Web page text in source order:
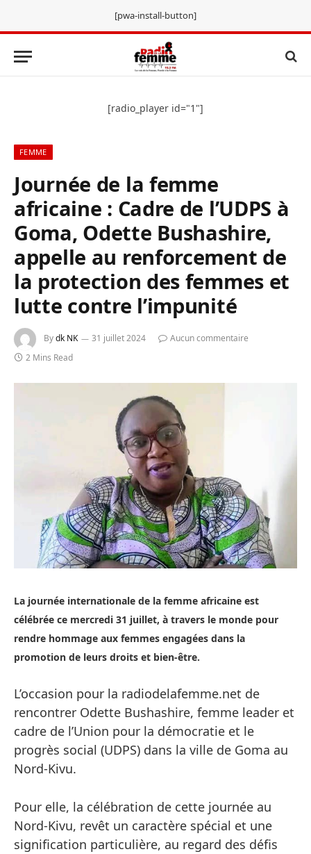
[pwa-install-button]
[radio_player id="1"]
FEMME
Journée de la femme
africaine : Cadre de l’UDPS à
Goma, Odette Bushashire,
appelle au renforcement de
la protection des femmes et
lutte contre l’impunité
Bydk NK 31 juillet 2024
Aucun commentaire
2 Mins Read
La journée internationale de la femme africaine est
célébrée ce mercredi 31 juillet, à travers le monde pour
rendre hommage aux femmes engagées dans la
promotion de leurs droits et bien-être.
L’occasion pour la radiodelafemme.net de
rencontrer Odette Bushashire, femme leader et
cadre de l’Union pour la démocratie et le
progrès social (UDPS) dans la ville de Goma au
Nord-Kivu.
Pour elle, la célébration de cette journée au
Nord-Kivu, revêt un caractère spécial et une
signification particulière, au regard des défis